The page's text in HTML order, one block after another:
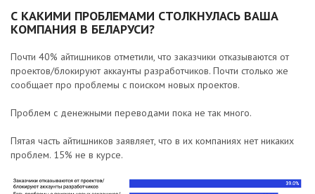
С КАКИМИ ПРОБЛЕМАМИ СТОЛКНУЛАСЬ ВАША
КОМПАНИЯ В БЕЛАРУСИ?
Почти 40% айтишников отметили, что заказчики отказываются от
проектов/блокируют аккаунты разработчиков. Почти столько же
сообщает про проблемы с поиском новых проектов.
Проблем с денежными переводами пока не так много.
Пятая часть айтишников заявляет, что в их компаниях нет никаких
проблем. 15% не в курсе.